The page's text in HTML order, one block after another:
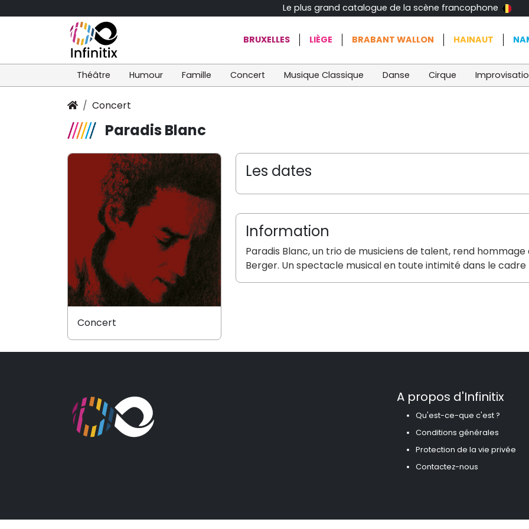
Le plus grand catalogue de la scène francophone
BRUXELLES LIÈGE BRABANT WALLON HAINAUT
Théâtre Humour Famille Concert Musique Classique Danse Cirque
Concert
Paradis Blanc
Les dates
Information
Paradis Blanc, un trio de musiciens de talent, rend
Berger. Un spectacle musical en toute intimité dans le cadre
Concert
A propos d'Infinitix
Qu'est-ce-que c'est ?
Conditions générales
Protection de la vie privée
Contactez-nous